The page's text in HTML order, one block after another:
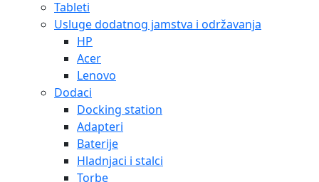
Tableti
Usluge dodatnog jamstva i održavanja
HP
Acer
Lenovo
Dodaci
Docking station
Adapteri
Baterije
Hladnjaci i stalci
Torbe